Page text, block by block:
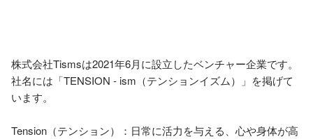
株式会社Tismsは2021年6月に設立したベンチャー企業です。
社名には「TENSION ‐ ism（テンションイズム）」を掲げて
います。
Tension（テンション）：日常に活力を与える、心や身体が高